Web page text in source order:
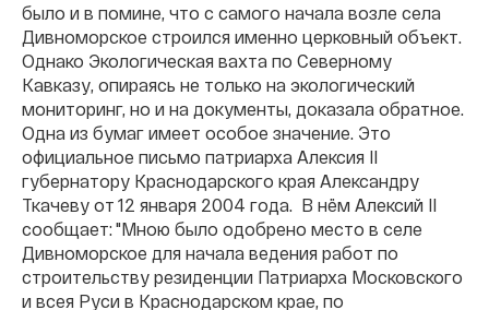
было и в помине, что с самого начала возле села
Дивноморское строился именно церковный объект.
Однако Экологическая вахта по Северному
Кавказу, опираясь не только на экологический
мониторинг, но и на документы, доказала обратное.
Одна из бумаг имеет особое значение. Это
официальное письмо патриарха Алексия II
губернатору Краснодарского края Александру
Ткачеву от 12 января 2004 года. В нём Алексий II
сообщает: "Мною было одобрено место в селе
Дивноморское для начала ведения работ по
строительству резиденции Патриарха Московского
и всея Руси в Краснодарском крае, по